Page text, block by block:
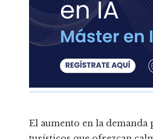
El aumento en la demanda